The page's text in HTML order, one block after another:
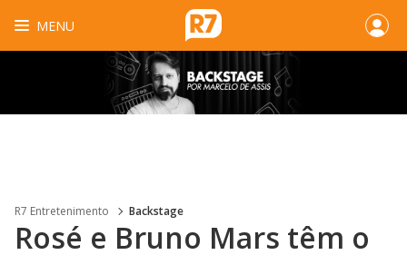
MENU
R7 Entretenimento Backstage
Rosé e Bruno Mars têm o